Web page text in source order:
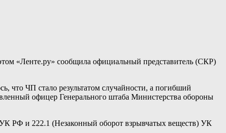
«Ленте.ру» сообщила официальный представитель (СКР)
что ЧП стало результатом случайности, а погибший
офицер Генерального штаба Министерства обороны
РФ и 222.1 (Незаконный оборот взрывчатых веществ) УК